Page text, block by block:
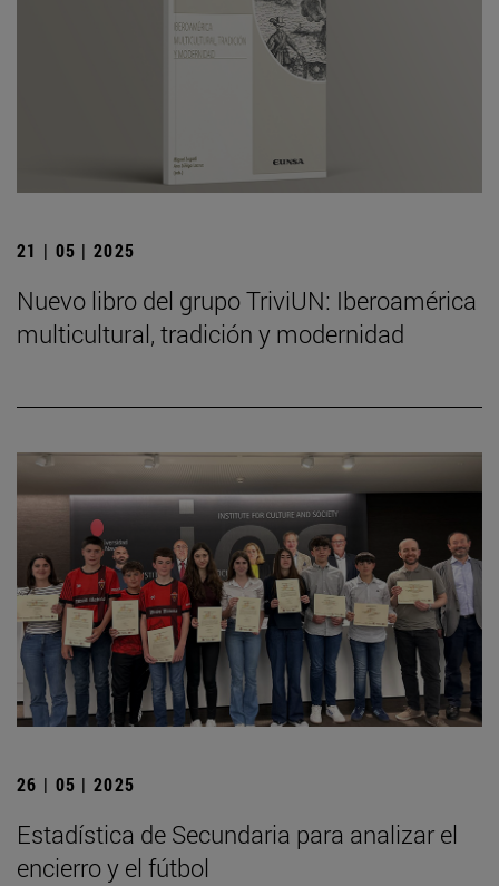
21 | 05 | 2025
Nuevo libro del grupo TriviUN: Iberoamérica
multicultural, tradición y modernidad
26 | 05 | 2025
Estadística de Secundaria para analizar el
encierro y el fútbol